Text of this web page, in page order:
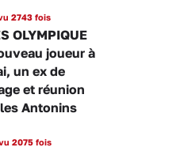
2743 fois
OLYMPIQUE
joueur à
un ex de
et réunion
Antonins
2075 fois